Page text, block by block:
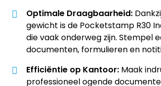
Optimale Draagbaarheid:
gewicht is de Pocketstamp R30
die vaak onderweg zijn. Stempel
documenten, formulieren en
Efficiëntie op Kantoor: Maak
professioneel ogende